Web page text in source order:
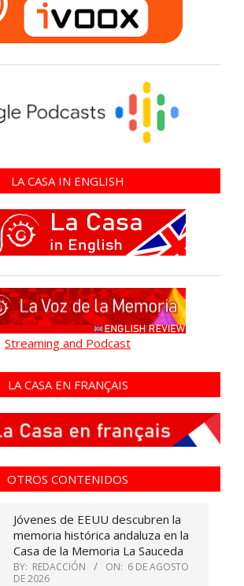
LA CASA IN ENGLISH
Streaming and Podcast
LA CASA EN FRANÇAIS
OTROS CONTENIDOS
Jóvenes de EEUU descubren la
memoria histórica andaluza en la
Casa de la Memoria La Sauceda
BY: REDACCIÓN ON: 6 DE AGOSTO
DE 2026